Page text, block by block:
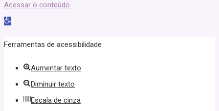
Acessar o conteúdo
Abrir
ferramentas
Ferramentas de acessibilidade
Aumentar texto
Diminuir texto
Escala de cinza